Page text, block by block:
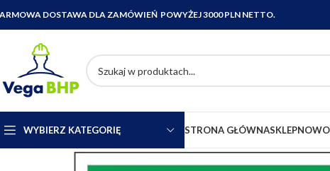
DOSTAWA DLA ZAMÓWIEŃ POWYŻEJ 3000 PLN NETTO.
WYBIERZ KATEGORIĘ STRONA GŁÓWNASKLEP